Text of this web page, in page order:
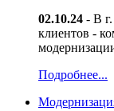
02.10.24 - В
клиентов -
Подробнее...